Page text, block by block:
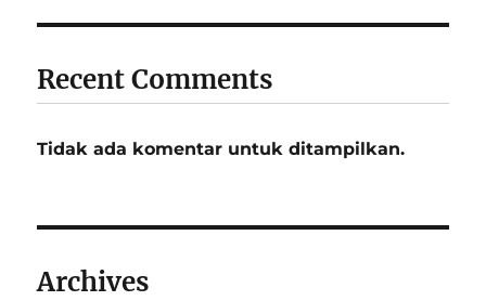
Recent Comments
Tidak ada komentar untuk ditampilkan.
Archives